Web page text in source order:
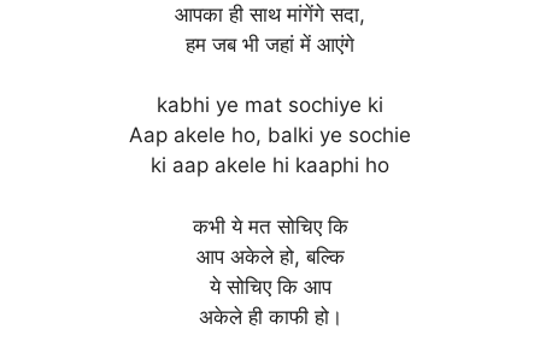
आपका ही साथ मांगेंगे सदा,
हम जब भी जहां में आएंगे
kabhi ye mat sochiye ki
Aap akele ho, balki ye sochie
ki aap akele hi kaaphi ho
कभी ये मत सोचिए कि
आप अकेले हो, बल्कि
ये सोचिए कि आप
अकेले ही काफी हो।